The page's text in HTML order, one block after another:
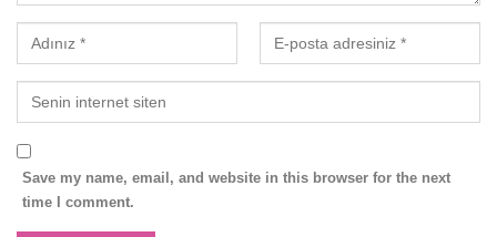
Save my name, email, and website in this browser for the next
time I comment.